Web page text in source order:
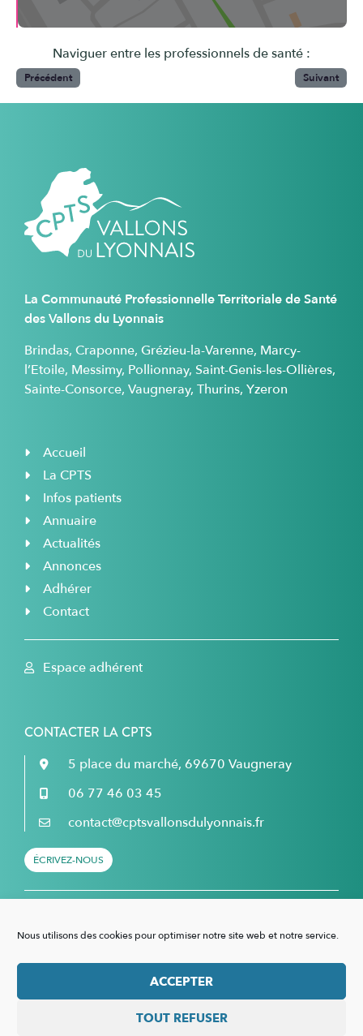
Nous utilisons des cookies pour optimiser notre site web et notre service.
ACCEPTER
TOUT REFUSER
Naviguer entre les professionnels de santé :
Précédent Suivant
La Communauté Professionnelle Territoriale de Santé
des Vallons du Lyonnais
Brindas, Craponne, Grézieu-la-Varenne, Marcy-
l’Etoile, Messimy, Pollionnay, Saint-Genis-les-Ollières,
Sainte-Consorce, Vaugneray, Thurins, Yzeron
Accueil
La CPTS
Infos patients
Annuaire
Actualités
Annonces
Adhérer
Contact
Espace adhérent
CONTACTER LA CPTS
5 place du marché, 69670 Vaugneray
06 77 46 03 45
contact@cptsvallonsdulyonnais.fr
ÉCRIVEZ-NOUS